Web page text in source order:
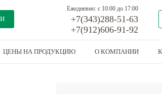
Ежедневно: с 10:00 до 17:00
+7(343)288-51-63
+7(912)606-91-92
ЦЕНЫ НА ПРОДУКЦИЮ О КОМПАНИИ